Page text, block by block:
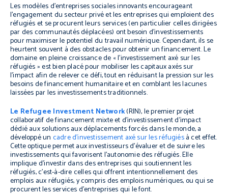
Les modèles d’entreprises sociales innovants encourageant
l’engagement du secteur privé et les entreprises qui emploient des
réfugiés et se procurent leurs services (en particulier celles dirigées
par des communautés déplacées) ont besoin d’investissements
pour maximiser le potentiel du travail numérique. Cependant, ils se
heurtent souvent à des obstacles pour obtenir un financement. Le
domaine en pleine croissance de « l’investissement axé sur les
réfugiés » est bien placé pour mobiliser les capitaux axés sur
l’impact afin de relever ce défi, tout en réduisant la pression sur les
besoins de financement humanitaire et en comblant les lacunes
laissées par les investissements traditionnels.
Le Refugee Investment Network(RIN), le premier projet
collaboratif de financement mixte et d’investissement d’impact
dédié aux solutions aux déplacements forcés dans le monde, a
développé un cadre d’investissement axé sur les réfugiésà cet effet.
Cette optique permet aux investisseurs d’évaluer et de suivre les
investissements qui favorisent l’autonomie des réfugiés. Elle
implique d’investir dans des entreprises qui soutiennent les
réfugiés, c’est-à-dire celles qui offrent intentionnellement des
emplois aux réfugiés, y compris des emplois numériques, ou qui se
procurent les services d’entreprises qui le font.